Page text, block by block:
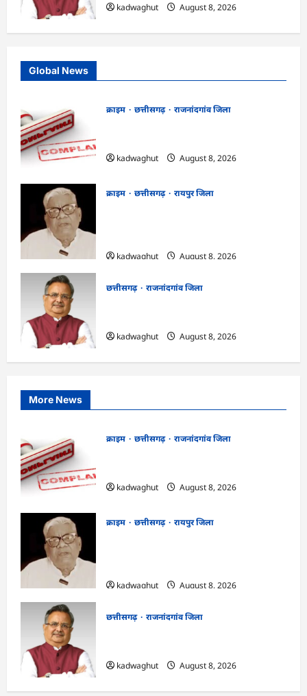
kadwaghut
August 8, 2026
Global News
क्राइम छत्तीसगढ़
राजनांदगांव जिला
kadwaghut
August 8, 2026
क्राइम छत्तीसगढ़
रायपुर जिला
kadwaghut
August 8, 2026
छत्तीसगढ़
राजनांदगांव जिला
kadwaghut
August 8, 2026
More News
क्राइम छत्तीसगढ़
राजनांदगांव जिला
kadwaghut
August 8, 2026
क्राइम छत्तीसगढ़
रायपुर जिला
kadwaghut
August 8, 2026
छत्तीसगढ़
राजनांदगांव जिला
kadwaghut
August 8, 2026